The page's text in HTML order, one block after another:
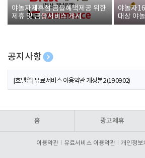
야놀자제휴점 금융혜택제공 위한
제휴 및 금융서비스 게시
야놀자
대상 야
폰 증정
공지사항
[호텔업] 개인정보 처리방침 개정본1 (19.09.02)
[호텔업] 유료서비스 이용약관 개정본2 (19.09.02)
홈 광고제휴
이용약관 유료서비스 이용약관 개인정보